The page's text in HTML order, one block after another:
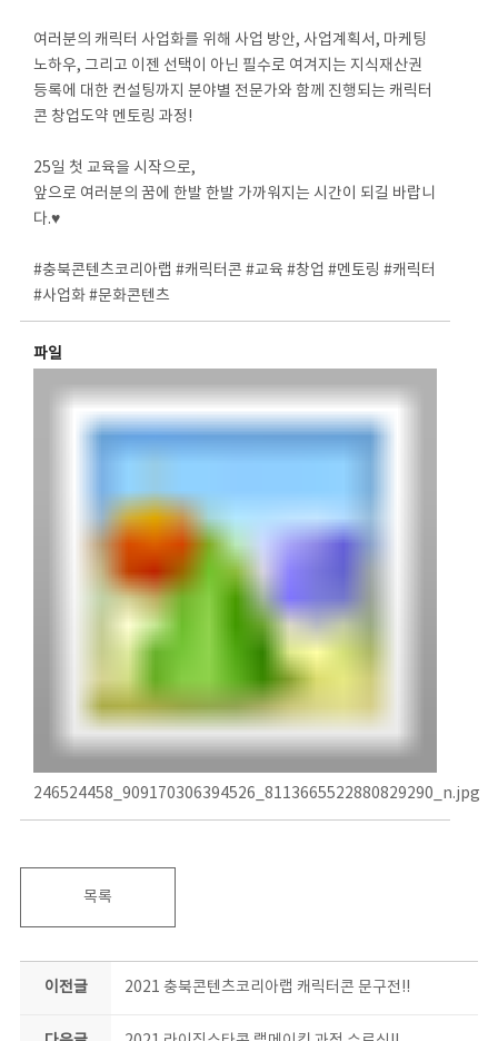
여러분의 캐릭터 사업화를 위해 사업 방안, 사업계획서, 마케팅
노하우, 그리고 이젠 선택이 아닌 필수로 여겨지는 지식재산권
등록에 대한 컨설팅까지 분야별 전문가와 함께 진행되는 캐릭터
콘 창업도약 멘토링 과정!
25일 첫 교육을 시작으로,
앞으로 여러분의 꿈에 한발 한발 가까워지는 시간이 되길 바랍니
다.♥
#충북콘텐츠코리아랩 #캐릭터콘 #교육 #창업 #멘토링 #캐릭터
#사업화 #문화콘텐츠
파일
246524458_909170306394526_8113665522880829290_n.jpg
목록
이전글 2021 충북콘텐츠코리아랩 캐릭터콘 문구전!!